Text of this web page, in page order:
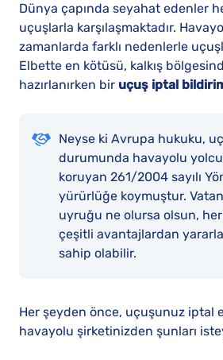
Dünya çapında seyahat edenler
uçuşlarla karşılaşmaktadır.
zamanlarda farklı nedenlerle
Elbette en kötüsü, kalkış
hazırlanırken bir uçuş iptal
Neyse ki Avrupa hukuku,
durumunda havayolu
koruyan 261/2004 sayılı
yürürlüğe koymuştur.
uyruğu ne olursa olsun,
çeşitli avantajlardan
sahip olabilir.
Her şeyden önce, uçuşunuz iptal
havayolu şirketinizden şunları